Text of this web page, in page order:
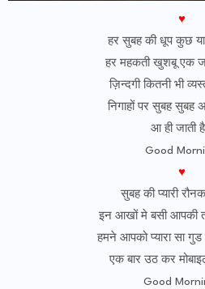
♥
हर सुबह की धूप कुछ
हर महकती खुशबू एक
ज़िन्दगी कितनी भी
निगाहों पर सुबह सुबह
आ ही जाती
Good
♥
सुबह की प्यारी
इन आखों मे बसी आपकी
हमने आपको प्यारा सा गुड
एक बार उठ कर
Good